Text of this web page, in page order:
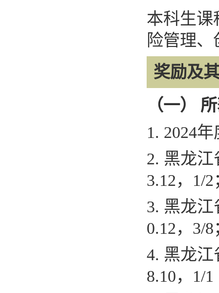
本科生课
险管理
奖励及
（一）
1. 2024年
2. 黑龙江
3.12， 1/2
3. 黑龙江
0.12， 3/8
4. 黑龙江
8.10， 1/1